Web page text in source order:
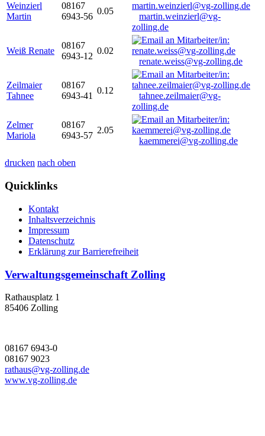
Weinzierl
Martin
08167
6943-56
0.05
martin.weinzierl@vg-
zolling.de
Weiß Renate
08167
6943-12
0.02
renate.weiss@vg-zolling.de
Zeilmaier
Tahnee
08167
6943-41
0.12
tahnee.zeilmaier@vg-
zolling.de
Zelmer
Mariola
08167
6943-57
2.05
kaemmerei@vg-zolling.de
drucken nach oben
Quicklinks
Kontakt
Inhaltsverzeichnis
Impressum
Datenschutz
Erklärung zur Barrierefreiheit
Verwaltungsgemeinschaft Zolling
Rathausplatz 1
85406 Zolling
08167 6943-0
08167 9023
rathaus@vg-zolling.de
www.vg-zolling.de